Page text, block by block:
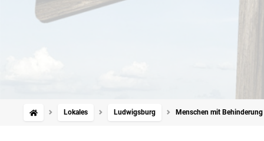
Lokales Ludwigsburg Menschen mit